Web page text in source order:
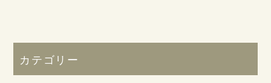
カテゴリー